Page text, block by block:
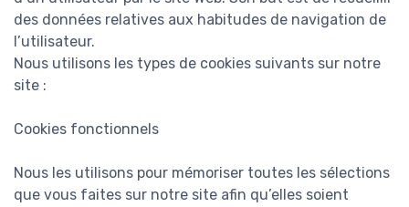
des données relatives aux habitudes de navigation de
l’utilisateur.
Nous utilisons les types de cookies suivants sur notre
site :
Cookies fonctionnels
Nous les utilisons pour mémoriser toutes les sélections
que vous faites sur notre site afin qu’elles soient